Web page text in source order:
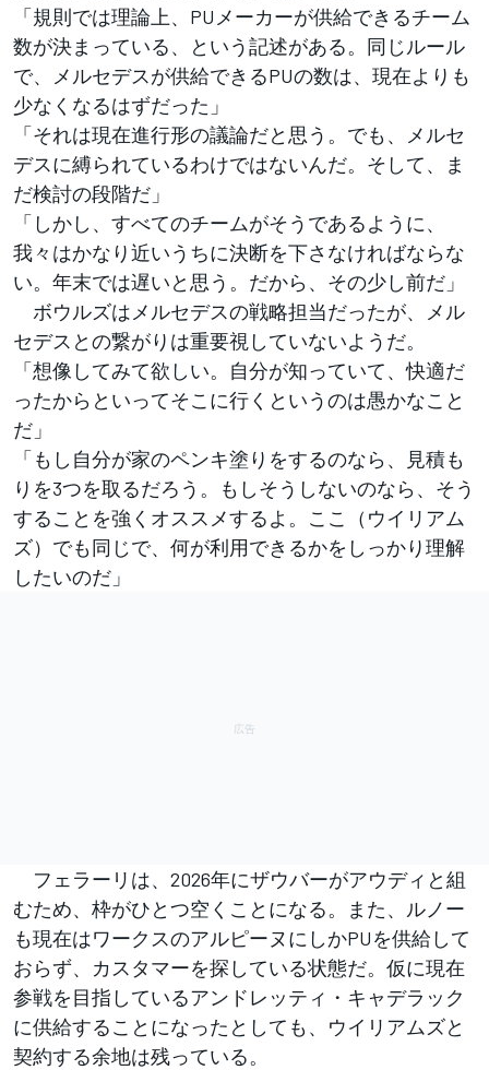
「規則では理論上、PUメーカーが供給できるチーム
数が決まっている、という記述がある。同じルール
で、メルセデスが供給できるPUの数は、現在よりも
少なくなるはずだった」
「それは現在進行形の議論だと思う。でも、メルセ
デスに縛られているわけではないんだ。そして、ま
だ検討の段階だ」
「しかし、すべてのチームがそうであるように、
我々はかなり近いうちに決断を下さなければならな
い。年末では遅いと思う。だから、その少し前だ」
ボウルズはメルセデスの戦略担当だったが、メル
セデスとの繋がりは重要視していないようだ。
「想像してみて欲しい。自分が知っていて、快適だ
ったからといってそこに行くというのは愚かなこと
だ」
「もし自分が家のペンキ塗りをするのなら、見積も
りを3つを取るだろう。もしそうしないのなら、そう
することを強くオススメするよ。ここ（ウイリアム
ズ）でも同じで、何が利用できるかをしっかり理解
したいのだ」
フェラーリは、2026年にザウバーがアウディと組
むため、枠がひとつ空くことになる。また、ルノー
も現在はワークスのアルピーヌにしかPUを供給して
おらず、カスタマーを探している状態だ。仮に現在
参戦を目指しているアンドレッティ・キャデラック
に供給することになったとしても、ウイリアムズと
契約する余地は残っている。